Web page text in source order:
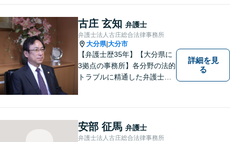
古庄 玄知 弁護士
弁護士法人古庄総合法律事務所
大分県|大分市
【弁護士歴35年】【大分県に
3拠点の事務所】各分野の法的
トラブルに精通した弁護士で
します。お気軽に相談しやす
いアットホームな雰囲気の事
務所です。
詳細を見
る
安部 征馬 弁護士
弁護士法人古庄総合法律事務所